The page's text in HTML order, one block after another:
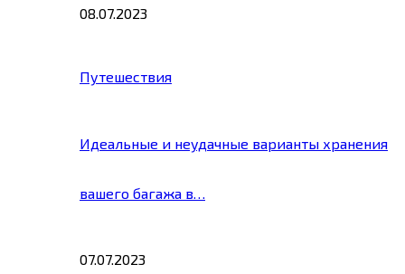
08.07.2023
Путешествия
Идеальные и неудачные варианты хранения
вашего багажа в…
07.07.2023